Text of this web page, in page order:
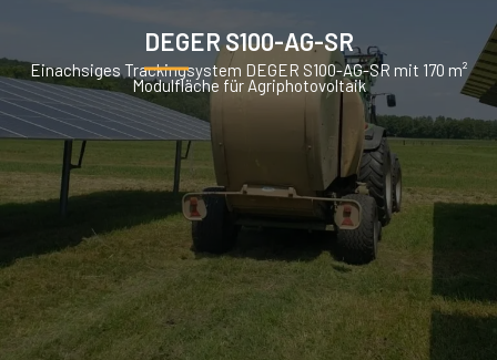
DEGER S100-AG-SR
Einachsiges Trackingsystem DEGER S100-AG-SR mit 170 m²
Modulfläche für Agriphotovoltaik